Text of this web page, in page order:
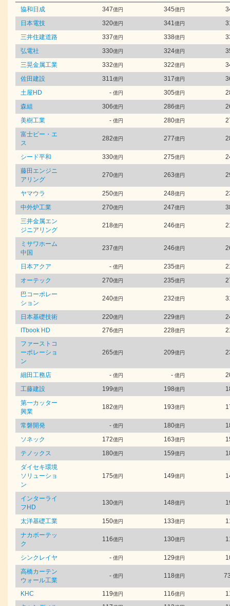
協和日成
347億円 345億円
日本電技
320億円 341億円
三井住建道路
337億円 338億円
弘電社
330億円 324億円
三晃金属工業
332億円 322億円
佐田建設
311億円 317億円
土屋HD
- 億円 305億円
森組
306億円 286億円
美樹工業
- 億円 280億円
富士ピー・エ
ス
282億円 277億円
シード平和 330億円 275億円
藤田エンジニ
アリング
270億円 263億円
ヤマウラ 250億円 248億円
中外炉工業
270億円 247億円
三井金属エン
ジニアリング
218億円 246億円
ミサワホーム
中国
237億円 246億円
日本アクア - 億円 235億円
オーテック
270億円 235億円
巴コーポレー
ション
240億円 232億円
日本基礎技術 220億円 229億円
ITbook HD
276億円 228億円
ファーストコ
ーポレーショ
ン
265億円 209億円
細田工務店 - 億円 - 億円
工藤建設
199億円 198億円
第一カッター
興業
182億円 193億円
常磐開発 - 億円 180億円
ソネック
172億円 163億円
テノックス
180億円 159億円
ダイセキ環境
ソリューショ
ン
175億円 149億円
インターライ
フHD
130億円 148億円
太洋基礎工業 150億円 133億円
ナカボーテッ
ク
116億円 130億円
シンクレイヤ - 億円 129億円
高橋カーテン
ウォール工業
- 億円 118億円
KHC 119億円 116億円